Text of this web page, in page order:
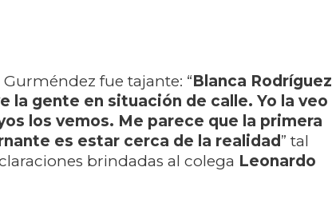
fue tajante: “Blanca Rodríguez
la gente en situación de calle. Yo la veo
los vemos. Me parece que la primera
es estar cerca de la realidad ” tal
brindadas al colega Leonardo